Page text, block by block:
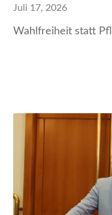
Juli 17, 2026
Wahlfreiheit statt